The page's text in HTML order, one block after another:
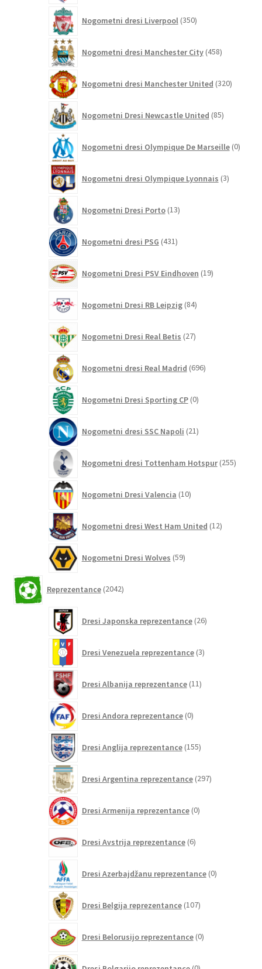
Nogometni dresi Liverpool 350izdelkov
Nogometni dresi Manchester City 458izdelkov
Nogometni dresi Manchester United 320izdelkov
Nogometni Dresi Newcastle United 85izdelkov
Nogometni dresi Olympique De Marseille 0
Nogometni dresi Olympique Lyonnais 3izdelki
Nogometni Dresi Porto 13izdelkov
Nogometni dresi PSG 431izdelkov
Nogometni Dresi PSV Eindhoven 19izdelkov
Nogometni Dresi RB Leipzig 84izdelkov
Nogometni Dresi Real Betis 27izdelkov
Nogometni dresi Real Madrid 696izdelkov
Nogometni Dresi Sporting CP 0izdelkov
Nogometni dresi SSC Napoli 21izdelkov
Nogometni dresi Tottenham Hotspur 255
Nogometni Dresi Valencia 10izdelkov
Nogometni dresi West Ham United 12izdelkov
Nogometni Dresi Wolves 59izdelkov
Reprezentance 2042izdelkov
Dresi Japonska reprezentance 26izdelkov
Dresi Venezuela reprezentance 3izdelki
Dresi Albanija reprezentance 11izdelkov
Dresi Andora reprezentance 0izdelkov
Dresi Anglija reprezentance 155izdelkov
Dresi Argentina reprezentance 297izdelkov
Dresi Armenija reprezentance 0izdelkov
Dresi Avstrija reprezentance 6izdelkov
Dresi Azerbajdžanu reprezentance 0izdelkov
Dresi Belgija reprezentance 107izdelkov
Dresi Belorusijo reprezentance 0izdelkov